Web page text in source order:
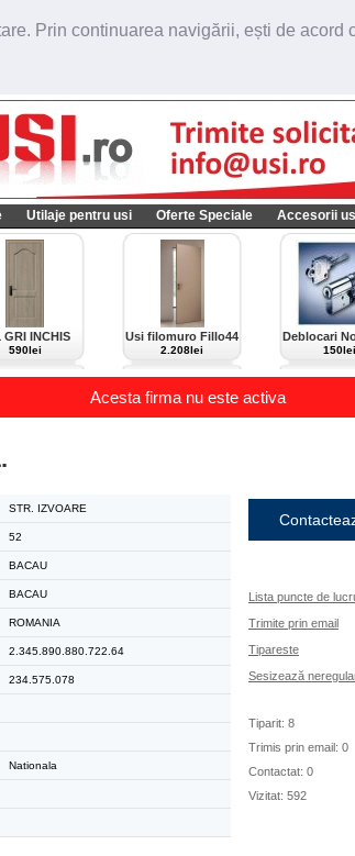
Prin continuarea navigării, ești de acord
Utilaje pentru usi Oferte Speciale Accesorii
GRI INCHIS
590lei
Usi filomuro Fillo44
import Italia
2.208lei
Deblocari
150lei
Acesta firma nu este activa
STR. IZVOARE
52
BACAU
BACAU
ROMANIA
2.345.890.880.722.64
234.575.078
Nationala
Lista puncte de
Trimite prin email
Tipareste
Sesizează
Tiparit: 8
Trimis prin email: 0
Contactat: 0
Vizitat: 592